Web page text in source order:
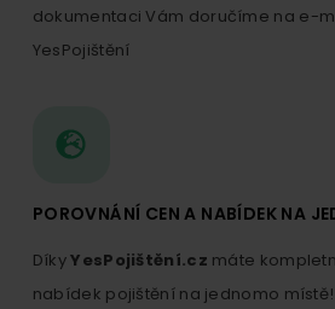
dokumentaci Vám doručíme na e-
YesPojištění
POROVNÁNÍ CEN A NABÍDEK NA
DíkyYesPojištění.cz máte
nabídek pojištění na jednomo místě!